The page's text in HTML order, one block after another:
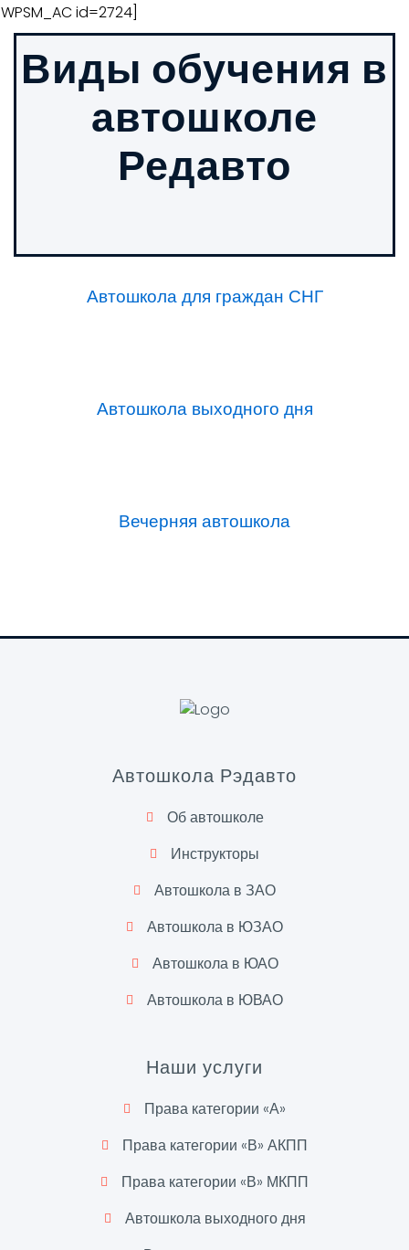
id=2724]
Виды обучения в
автошколе
Редавто
Автошкола для граждан СНГ
Автошкола выходного дня
Вечерняя автошкола
Автошкола Рэдавто
Об автошколе
Инструкторы
Автошкола в ЗАО
Автошкола в ЮЗАО
Автошкола в ЮАО
Автошкола в ЮВАО
Наши услуги
Права категории «А»
Права категории «В» АКПП
Права категории «В» МКПП
Автошкола выходного дня